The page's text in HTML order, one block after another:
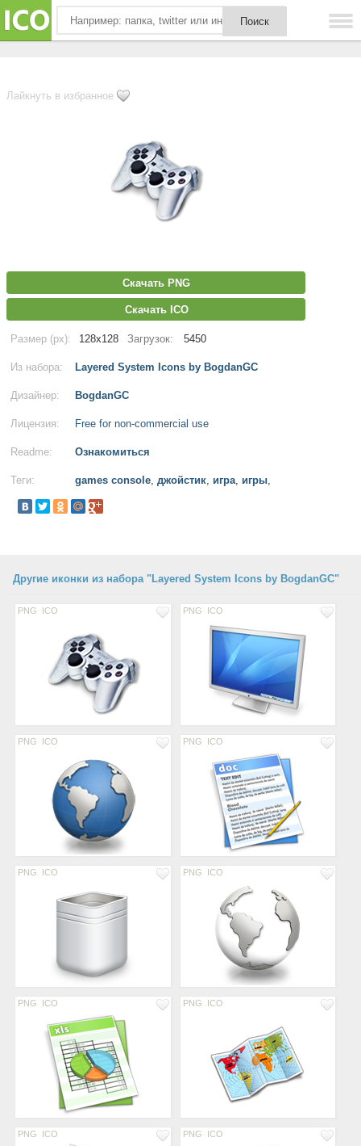
Лайкнуть в избранное
Скачать PNG
Скачать ICO
Размер (px): 128x128 Загрузок: 5450
Из набора: Layered System Icons by BogdanGC
Дизайнер: BogdanGC
Лицензия: Free for non-commercial use
Readme: Ознакомиться
Теги: games console, джойстик, игра, игры,
Другие иконки из набора "Layered System Icons by BogdanGC"
PNG ICO PNG ICO
PNG ICO PNG ICO
PNG ICO PNG ICO
PNG ICO PNG ICO
PNG ICO PNG ICO